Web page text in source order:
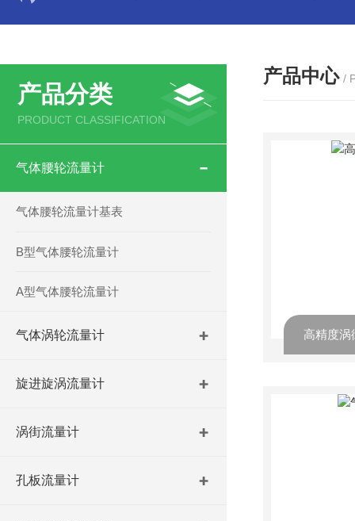
产品分类
PRODUCT CLASSIFICATION
气体腰轮流量计
气体腰轮流量计基表
B型气体腰轮流量计
A型气体腰轮流量计
气体涡轮流量计
旋进旋涡流量计
涡街流量计
孔板流量计
产品中心 /
高精度涡